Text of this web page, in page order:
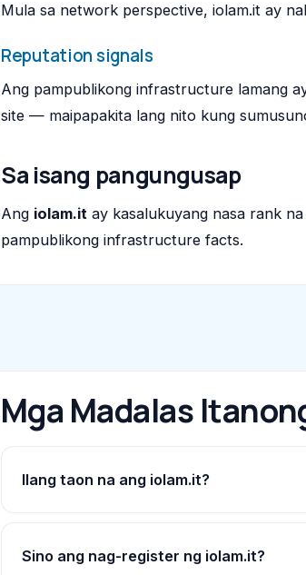
Mula sa network perspective, iolam.it ay
Reputation signals
Ang pampublikong infrastructure lamang
site — maipapakita lang nito kung
Sa isang pangungusap
Ang iolam.it ay kasalukuyang nasa rank na
pampublikong infrastructure facts.
Mga Madalas
Ilang taon na ang iolam.it?
Sino ang nag-register ng iolam.it?